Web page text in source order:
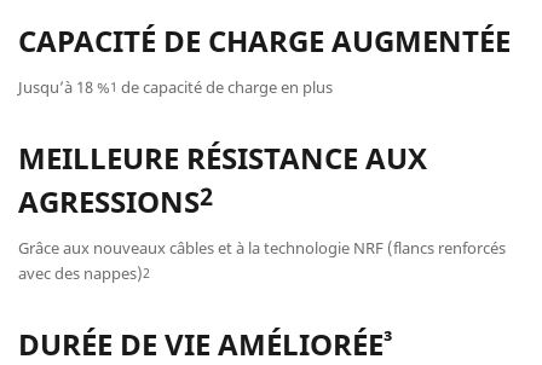
CAPACITÉ DE CHARGE AUGMENTÉE
Jusqu’à 18 %1 de capacité de charge en plus
MEILLEURE RÉSISTANCE AUX
AGRESSIONS2
Grâce aux nouveaux câbles et à la technologie NRF (flancs renforcés
avec des nappes)2
DURÉE DE VIE AMÉLIORÉE³